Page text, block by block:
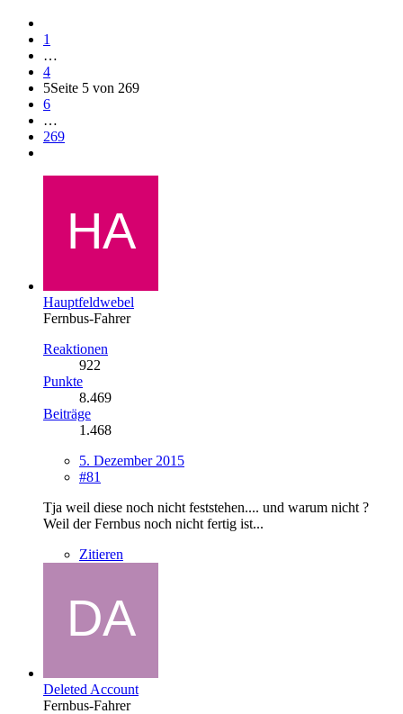
1
…
4
5Seite 5 von 269
6
…
269
Hauptfeldwebel
Fernbus-Fahrer
Reaktionen
922
Punkte
8.469
Beiträge
1.468
5. Dezember 2015
#81
Tja weil diese noch nicht feststehen.... und warum nicht ?
Weil der Fernbus noch nicht fertig ist...
Zitieren
Deleted Account
Fernbus-Fahrer